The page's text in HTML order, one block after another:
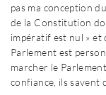
pas ma conception
de la Constitution
impératif est nul » et
Parlement est
marcher le
confiance, ils savent